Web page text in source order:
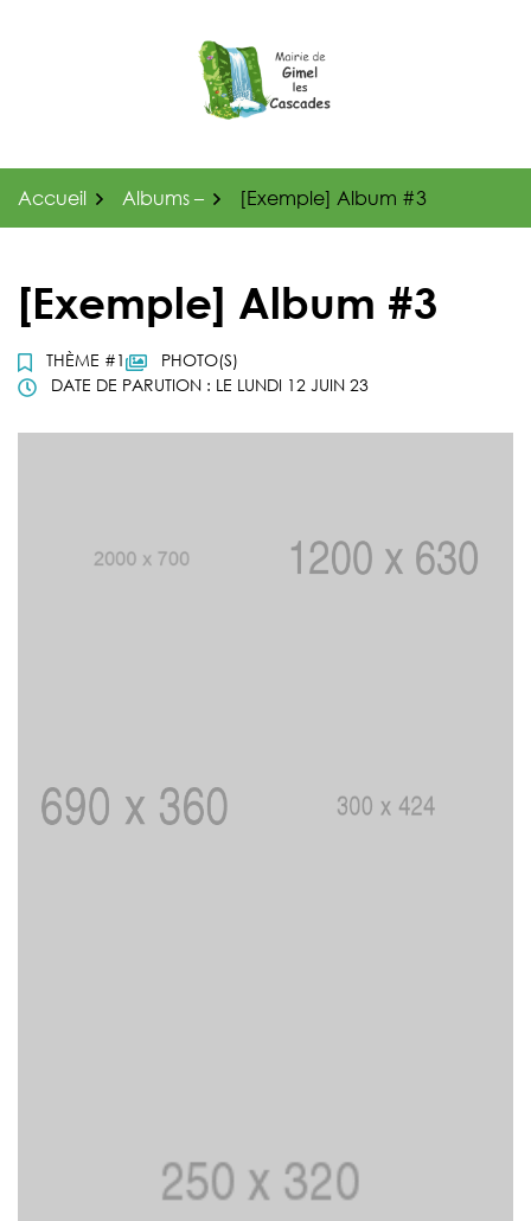
Accueil Albums – [Exemple] Album #3
[Exemple] Album #3
THÈME #1
PHOTO(S)
DATE DE PARUTION : LE LUNDI 12 JUIN 23